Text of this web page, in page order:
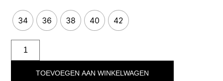
34 36 38 40 42
TOEVOEGEN AAN WINKELWAGEN